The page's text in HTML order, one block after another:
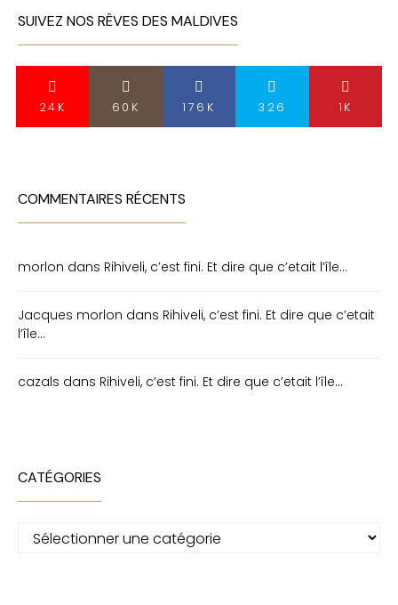
SUIVEZ NOS RÊVES DES MALDIVES
24K 60K 176K 326 1K
COMMENTAIRES RÉCENTS
morlon dans Rihiveli, c’est fini. Et dire que c’etait l’île…
Jacques morlon dans Rihiveli, c’est fini. Et dire que c’etait
l’île…
cazals dans Rihiveli, c’est fini. Et dire que c’etait l’île…
CATÉGORIES
Catégories